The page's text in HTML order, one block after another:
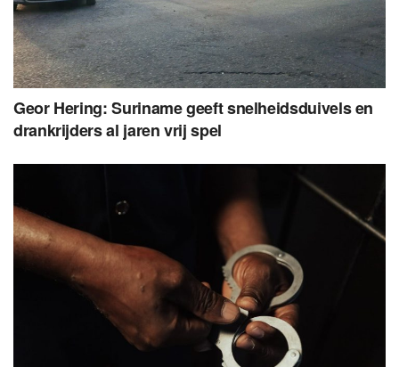
Geor Hering: Suriname geeft snelheidsduivels en
drankrijders al jaren vrij spel